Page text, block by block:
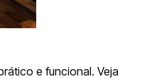
e funcional. Veja